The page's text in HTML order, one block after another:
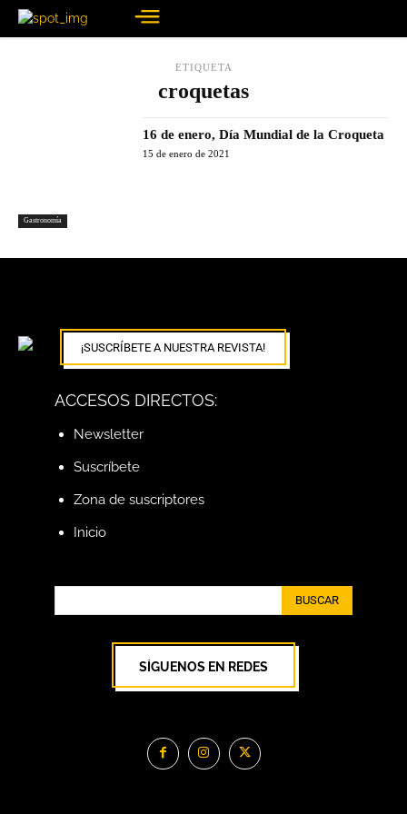
ETIQUETA
croquetas
Gastronomía
16 de enero, Día Mundial de la Croqueta
15 de enero de 2021
¡SUSCRÍBETE A NUESTRA REVISTA!
ACCESOS DIRECTOS:
Newsletter
Suscríbete
Zona de suscriptores
Inicio
BUSCAR
SÍGUENOS EN REDES